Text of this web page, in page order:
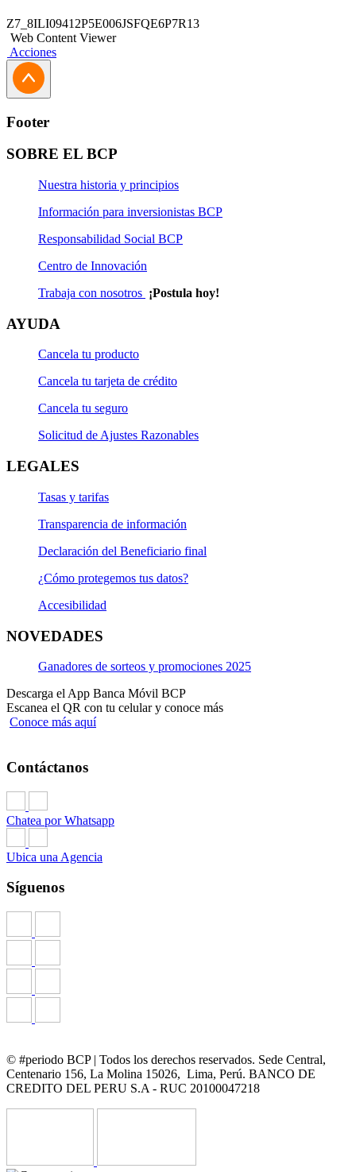
Z7_8ILI09412P5E006JSFQE6P7R13
Web Content Viewer
Acciones
Footer
SOBRE EL BCP
Nuestra historia y principios
Información para inversionistas BCP
Responsabilidad Social BCP
Centro de Innovación
Trabaja con nosotros ¡Postula hoy!
AYUDA
Cancela tu producto
Cancela tu tarjeta de crédito
Cancela tu seguro
Solicitud de Ajustes Razonables
LEGALES
Tasas y tarifas
Transparencia de información
Declaración del Beneficiario final
¿Cómo protegemos tus datos?
Accesibilidad
NOVEDADES
Ganadores de sorteos y promociones 2025
Descarga el App Banca Móvil BCP
Escanea el QR con tu celular y conoce más
Conoce más aquí
Contáctanos
Chatea por Whatsapp
Ubica una Agencia
Síguenos
© #periodo BCP | Todos los derechos reservados. Sede Central,
Centenario 156, La Molina 15026, Lima, Perú. BANCO DE
CREDITO DEL PERU S.A - RUC 20100047218